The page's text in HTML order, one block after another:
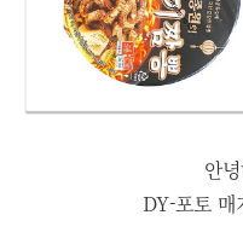
안
DY-포토 매